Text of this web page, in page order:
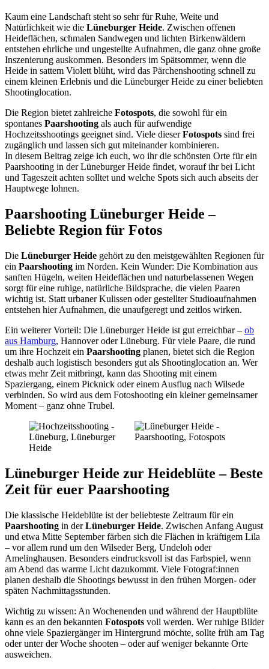
Kaum eine Landschaft steht so sehr für Ruhe, Weite und
Natürlichkeit wie die Lüneburger Heide. Zwischen offenen
Heideflächen, schmalen Sandwegen und lichten Birkenwäldern
entstehen ehrliche und ungestellte Aufnahmen, die ganz ohne große
Inszenierung auskommen. Besonders im Spätsommer, wenn die
Heide in sattem Violett blüht, wird das Pärchenshooting schnell zu
einem kleinen Erlebnis und die Lüneburger Heide zu einer beliebten
Shootinglocation.
Die Region bietet zahlreiche Fotospots, die sowohl für ein
spontanes Paarshooting als auch für aufwendige
Hochzeitsshootings geeignet sind. Viele dieserFotospots sind frei
zugänglich und lassen sich gut miteinander kombinieren.
In diesem Beitrag zeige ich euch, wo ihr die schönsten Orte für ein
Paarshooting in der Lüneburger Heide findet, worauf ihr bei Licht
und Tageszeit achten solltet und welche Spots sich auch abseits der
Hauptwege lohnen.
Paarshooting Lüneburger Heide –
Beliebte Region für Fotos
Die Lüneburger Heide gehört zu den meistgewählten Regionen für
ein Paarshooting im Norden. Kein Wunder: Die Kombination aus
sanften Hügeln, weiten Heideflächen und naturbelassenen Wegen
sorgt für eine ruhige, natürliche Bildsprache, die vielen Paaren
wichtig ist. Statt urbaner Kulissen oder gestellter Studioaufnahmen
entstehen hier Aufnahmen, die unaufgeregt und zeitlos wirken.
Ein weiterer Vorteil: Die Lüneburger Heide ist gut erreichbar – ob
aus Hamburg, Hannover oder Lüneburg. Für viele Paare, die rund
um ihre Hochzeit ein Paarshooting planen, bietet sich die Region
deshalb auch logistisch besonders gut als Shootinglocation an. Wer
etwas mehr Zeit mitbringt, kann das Shooting mit einem
Spaziergang, einem Picknick oder einem Ausflug nach Wilsede
verbinden. So wird aus dem Fotoshooting ein kleiner gemeinsamer
Moment – ganz ohne Trubel.
Lüneburger Heide zur Heideblüte – Beste
Zeit für euer Paarshooting
Die klassische Heideblüte ist der beliebteste Zeitraum für ein
Paarshooting in derLüneburger Heide. Zwischen Anfang August
und etwa Mitte September färben sich die Flächen in kräftigem Lila
– vor allem rund um den Wilseder Berg, Undeloh oder
Amelinghausen. Besonders eindrucksvoll ist das Farbspiel, wenn
am Abend das warme Licht dazukommt. Viele Fotograf:innen
planen deshalb die Shootings bewusst in den frühen Morgen- oder
späten Nachmittagsstunden.
Wichtig zu wissen: An Wochenenden und während der Hauptblüte
kann es an den bekannten Fotospots voll werden. Wer ruhige Bilder
ohne viele Spaziergänger im Hintergrund möchte, sollte früh am Tag
oder unter der Woche shooten – oder auf weniger bekannte Orte
ausweichen.